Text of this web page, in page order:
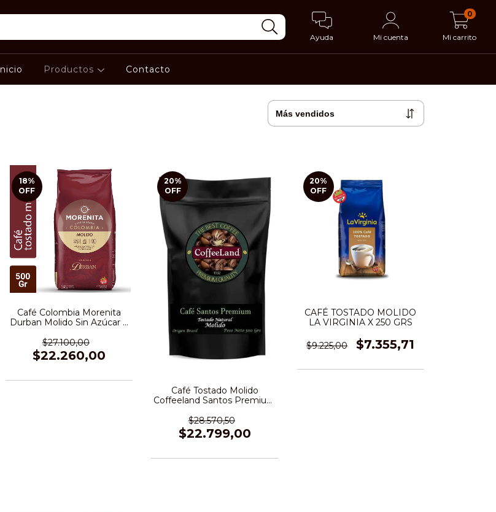
Ayuda Mi cuenta Mi carrito
0
Inicio Productos Contacto
18%
OFF
Café Colombia Morenita
Durban Molido Sin Azúcar X
$27.100,00
$22.260,00
20%
OFF
Café Tostado Molido
Coffeeland Santos Premium
$28.570,50
$22.799,00
20%
OFF
CAFÉ TOSTADO MOLIDO
LA VIRGINIA X 250 GRS
$9.225,00 $7.355,71